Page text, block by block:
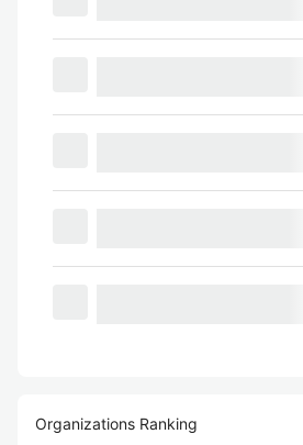
Organizations Ranking